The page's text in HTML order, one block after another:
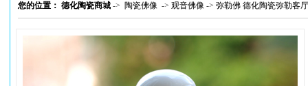
您的位置： 德化陶瓷商城 -> 陶瓷佛像 -> 观音佛像 -> 弥勒佛 德化陶瓷弥勒客